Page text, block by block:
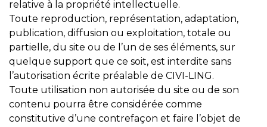
relative à la propriété intellectuelle.
Toute reproduction, représentation, adaptation,
publication, diffusion ou exploitation, totale ou
partielle, du site ou de l’un de ses éléments, sur
quelque support que ce soit, est interdite sans
l’autorisation écrite préalable de CIVI-LING.
Toute utilisation non autorisée du site ou de son
contenu pourra être considérée comme
constitutive d’une contrefaçon et faire l’objet de